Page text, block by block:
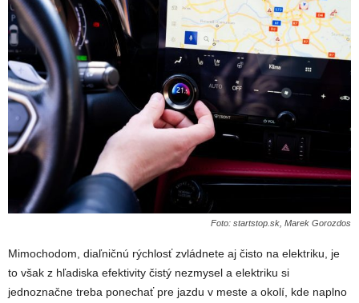
Foto: startstop.sk, Marek Gorozdos
Mimochodom, diaľničnú rýchlosť zvládnete aj čisto na elektriku, je
to však z hľadiska efektivity čistý nezmysel a elektriku si
jednoznačne treba ponechať pre jazdu v meste a okolí, kde naplno